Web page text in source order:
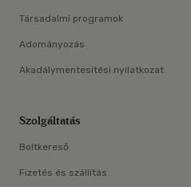
Társadalmi programok
Adományozás
Akadálymentesítési nyilatkozat
Szolgáltatás
Boltkereső
Fizetés és szállítás